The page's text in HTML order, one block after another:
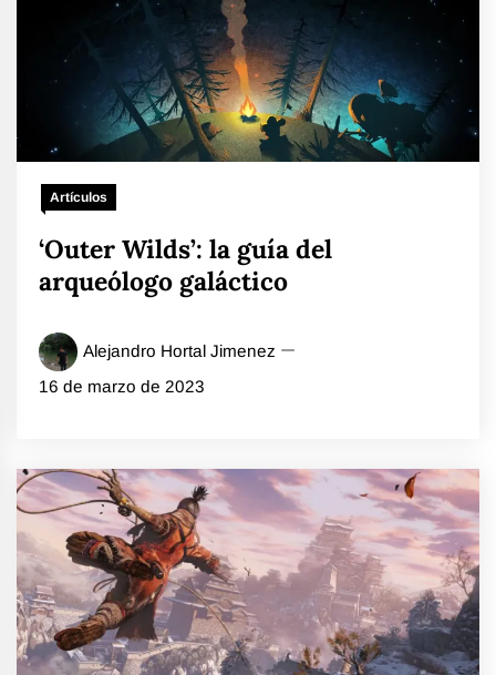
Artículos
‘Outer Wilds’: la guía del
arqueólogo galáctico
Alejandro Hortal Jimenez
16 de marzo de 2023